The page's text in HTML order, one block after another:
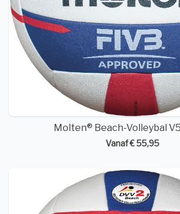
Molten® Beach-Volleybal
Vanaf € 55,95